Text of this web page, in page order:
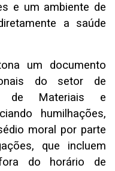
e um ambiente de
a saúde
um documento
do setor de
de Materiais e
humilhações,
moral por parte
que incluem
fora do horário de